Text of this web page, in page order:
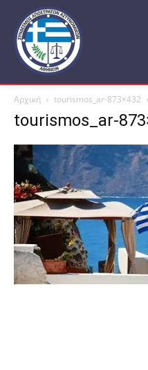
Αρχική tourismos_ar-873×432
tourismos_ar-